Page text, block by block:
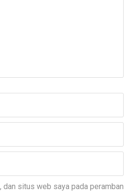
dan situs web saya pada peramban